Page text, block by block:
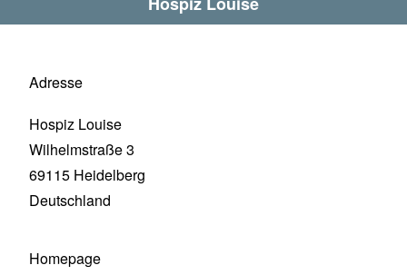
Adresse
Hospiz Louise
Wilhelmstraße 3
69115 Heidelberg
Deutschland
Homepage